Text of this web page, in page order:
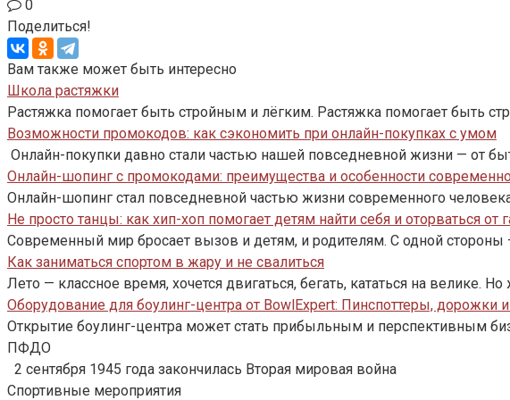
0
Поделиться!
Вам также может быть интересно
Школа растяжки
Растяжка помогает быть стройным и лёгким. Растяжка помогает быть
Возможности промокодов: как сэкономить при онлайн-покупках с умом
Онлайн-покупки давно стали частью нашей повседневной жизни — от
Онлайн-шопинг с промокодами: преимущества и особенности
Онлайн-шопинг стал повседневной частью жизни современного
Не просто танцы: как хип-хоп помогает детям найти себя и оторваться от
Современный мир бросает вызов и детям, и родителям. С одной
Как заниматься спортом в жару и не свалиться
Лето — классное время, хочется двигаться, бегать, кататься на велике. Но
Оборудование для боулинг-центра от BowlExpert: Пинспоттеры, дорожки
Открытие боулинг-центра может стать прибыльным и перспективным
ПФДО
2 сентября 1945 года закончилась Вторая мировая война
Спортивные мероприятия